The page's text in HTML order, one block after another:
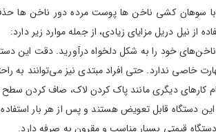
سوهان کشی ناخن ها پوست مرده دور ناخن
نیل دریل مزایای زیادی، از جمله موارد زیر دارد: